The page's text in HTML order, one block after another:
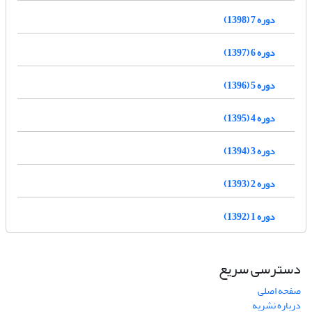
دوره 7 (1398)
دوره 6 (1397)
دوره 5 (1396)
دوره 4 (1395)
دوره 3 (1394)
دوره 2 (1393)
دوره 1 (1392)
دسترسی سریع
صفحه اصلی
درباره نشریه